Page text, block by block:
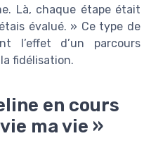
Là, chaque étape était
évalué. » Ce type de
l’effet d’un parcours
fidélisation.
en cours
ma vie »